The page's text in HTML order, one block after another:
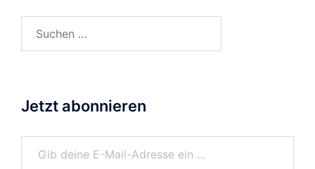
nach:
Jetzt abonnieren
Gib deine E-Mail-Adresse ein ...